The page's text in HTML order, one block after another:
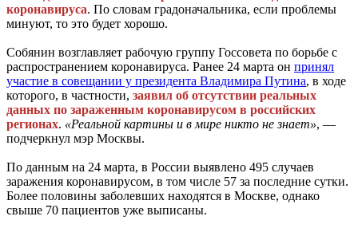
коронавируса. По словам градоначальника, если проблемы
минуют, то это будет хорошо.
Собянин возглавляет рабочую группу Госсовета по борьбе с
распространением коронавируса. Ранее 24 марта он принял
участие в совещании у президента Владимира Путина, в ходе
которого, в частности, заявил об отсутствии реальных
данных по зараженным коронавирусом в российских
регионах. «Реальной картины и в мире никто не знает», —
подчеркнул мэр Москвы.
По данным на 24 марта, в России выявлено 495 случаев
заражения коронавирусом, в том числе 57 за последние сутки.
Более половины заболевших находятся в Москве, однако
свыше 70 пациентов уже выписаны.